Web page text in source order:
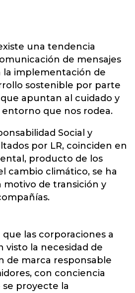
una tendencia
de mensajes
la implementación de
sostenible por parte
apuntan al cuidado y
que nos rodea.
Social y
por LR, coinciden en
producto de los
cambio climático, se ha
de transición y
las corporaciones a
visto la necesidad de
de marca responsable
con conciencia
proyecte la